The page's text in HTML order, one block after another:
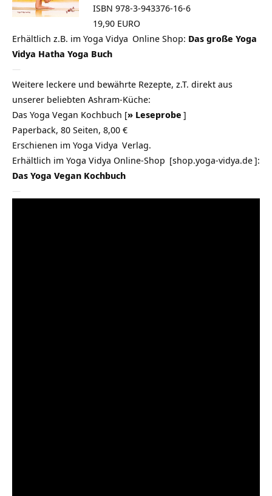
ISBN 978-3-943376-16-6
19,90 EURO
Erhältlich z.B. im Yoga Vidya Online Shop: Das große Yoga
Vidya Hatha Yoga Buch
—
Weitere leckere und bewährte Rezepte, z.T. direkt aus
unserer beliebten Ashram-Küche:
Das Yoga Vegan Kochbuch [» Leseprobe ]
Paperback, 80 Seiten, 8,00 €
Erschienen im Yoga Vidya Verlag.
Erhältlich im Yoga Vidya Online-Shop [shop.yoga-vidya.de]:
Das Yoga Vegan Kochbuch
—